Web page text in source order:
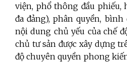
viện, phổ thông đầu phiếu,
đa đảng), phân quyền, bình
nội dung chủ yếu của chế
chủ tư sản được xây dựng
độ chuyên quyền phong